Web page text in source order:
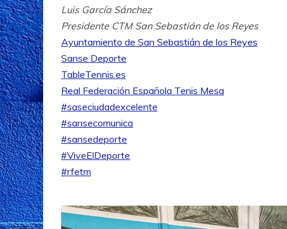
Luis García Sánchez
Presidente CTM San Sebastián de los Reyes
Ayuntamiento de San Sebastián de los Reyes
Sanse Deporte
TableTennis.es
Real Federación Española Tenis Mesa
#saseciudadexcelente
#sansecomunica
#sansedeporte
#ViveElDeporte
#rfetm